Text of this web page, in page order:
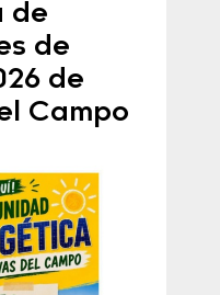
de
de
de
Campo